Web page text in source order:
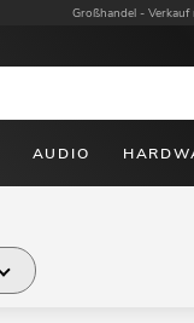
Großhandel - Verkauf
AUDIO